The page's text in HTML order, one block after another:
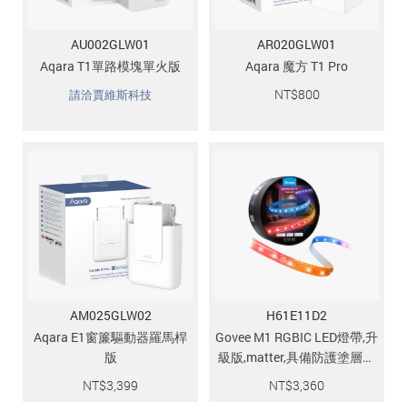
AU002GLW01
Aqara T1單路模塊單火版
請洽賈維斯科技
AR020GLW01
Aqara 魔方 T1 Pro
NT$800
AM025GLW02
Aqara E1窗簾驅動器羅馬桿
版
NT$3,399
H61E11D2
Govee M1 RGBIC LED燈帶,升
級版,matter,具備防護塗層保
護,5公尺
NT$3,360